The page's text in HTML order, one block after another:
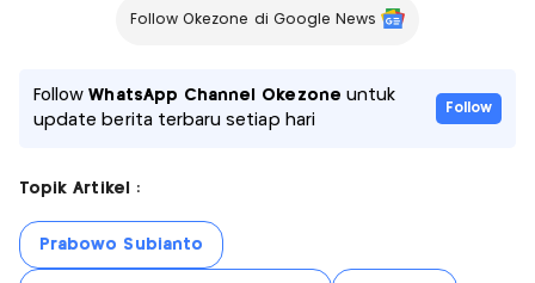
Follow Okezone di Google News
FollowWhatsApp Channel Okezone untuk
update berita terbaru setiap hari
Follow
Topik Artikel :
Prabowo Subianto